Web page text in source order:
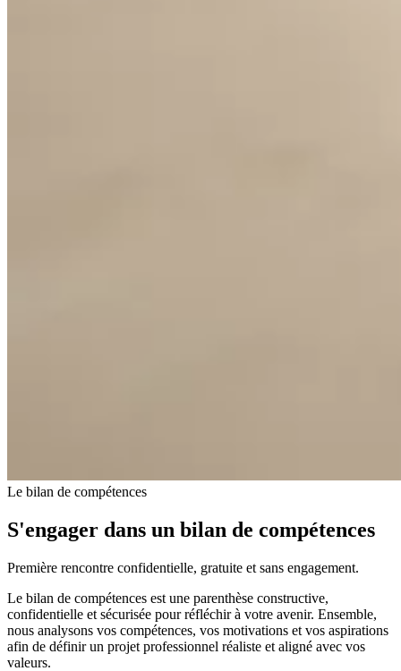
Le bilan de compétences
S'engager dans un bilan de compétences
Première rencontre confidentielle, gratuite et sans engagement.
Le bilan de compétences est une parenthèse constructive,
confidentielle et sécurisée pour réfléchir à votre avenir. Ensemble,
nous analysons vos compétences, vos motivations et vos aspirations
afin de définir un projet professionnel réaliste et aligné avec vos
valeurs.